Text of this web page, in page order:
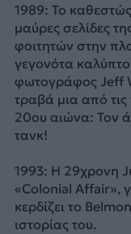
1989: Το
μαύρες σελίδες
φοιτητών στην
γεγονότα
φωτογράφος Jeff
τραβά μια από
20ου αιώνα: Τον
τανκ!
1993: Η 29χρονη
«Colonial Affair»,
κερδίζει το
ιστορίας του.